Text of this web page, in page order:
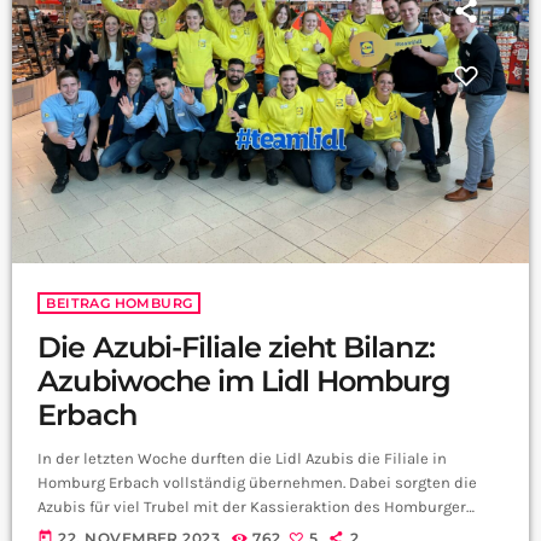
BEITRAG HOMBURG
Die Azubi-Filiale zieht Bilanz:
Azubiwoche im Lidl Homburg
Erbach
In der letzten Woche durften die Lidl Azubis die Filiale in
Homburg Erbach vollständig übernehmen. Dabei sorgten die
Azubis für viel Trubel mit der Kassieraktion des Homburger
Bürgermeisters Michael Forster. Wir haben Corinna Cawelius
today